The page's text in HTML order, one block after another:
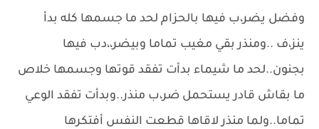
وفضل يضر،ب فيها بالحزام لحد ما جسمها كله بدأ
ينز،ف ..ومنذر بقي مغيب تماما وبيضر،،دب فيها
بجنون..لحد ما شيماء بدأت تفقد قوتها وجسمها خلاص
ما بقاش قادر يستحمل ضر،ب منذر..وبدأت تفقد الوعي
تماما..ولما منذر لاقاها قطعت النفس أفتكرها